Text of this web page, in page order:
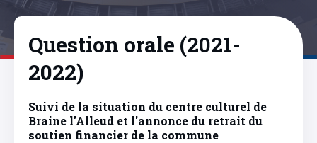
Question orale (2021-
2022)
Suivi de la situation du centre culturel de
Braine l'Alleud et l'annonce du retrait du
soutien financier de la commune